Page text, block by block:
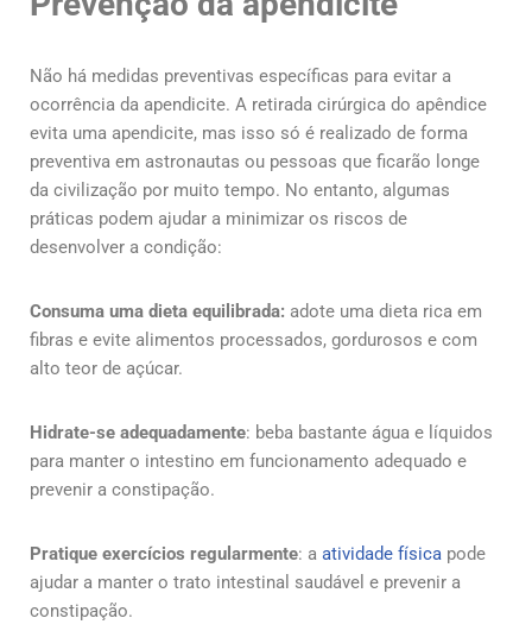
Não há medidas preventivas específicas para evitar a
ocorrência da apendicite. A retirada cirúrgica do apêndice
evita uma apendicite, mas isso só é realizado de forma
preventiva em astronautas ou pessoas que ficarão longe
da civilização por muito tempo. No entanto, algumas
práticas podem ajudar a minimizar os riscos de
desenvolver a condição:
Consuma uma dieta equilibrada: adote uma dieta rica em
fibras e evite alimentos processados, gordurosos e com
alto teor de açúcar.
Hidrate-se adequadamente: beba bastante água e líquidos
para manter o intestino em funcionamento adequado e
prevenir a constipação.
Pratique exercícios regularmente: a atividade física pode
ajudar a manter o trato intestinal saudável e prevenir a
constipação.